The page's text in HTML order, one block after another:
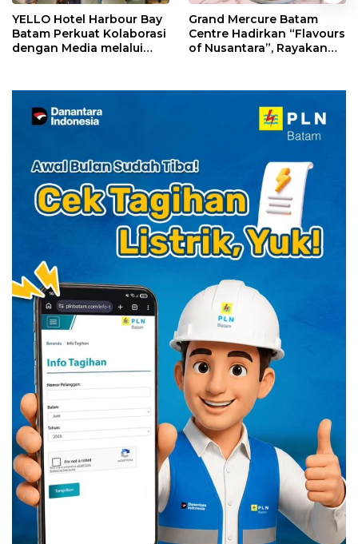
YELLO Hotel Harbour Bay
Batam Perkuat Kolaborasi
dengan Media melalui
Grand Mercure Batam
Centre Hadirkan “Flavours
of Nusantara”, Rayakan